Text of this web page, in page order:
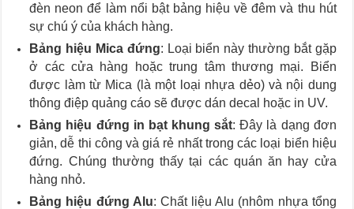
đèn neon để làm nổi bật bảng hiệu về đêm và thu hút
sự chú ý của khách hàng.
Bảng hiệu Mica đứng: Loại biển này thường bắt gặp
ở các cửa hàng hoặc trung tâm thương mại. Biển
được làm từ Mica (là một loại nhựa dẻo) và nội dung
thông điệp quảng cáo sẽ được dán decal hoặc in UV.
Bảng hiệu đứng in bạt khung sắt: Đây là dạng đơn
giản, dễ thi công và giá rẻ nhất trong các loại biển hiệu
đứng. Chúng thường thấy tại các quán ăn hay cửa
hàng nhỏ.
Bảng hiệu đứng Alu: Chất liệu Alu (nhôm nhựa tổng